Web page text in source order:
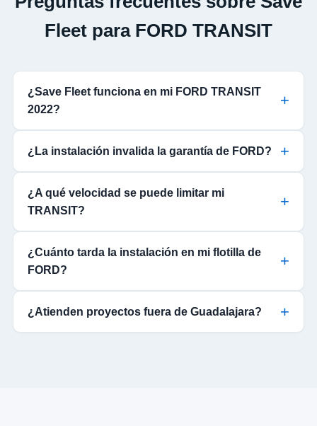
Fleet para FORD TRANSIT
¿Save Fleet funciona en mi FORD TRANSIT
2022?
¿La instalación invalida la garantía de FORD?
¿A qué velocidad se puede limitar mi
TRANSIT?
¿Cuánto tarda la instalación en mi flotilla de
FORD?
¿Atienden proyectos fuera de Guadalajara?